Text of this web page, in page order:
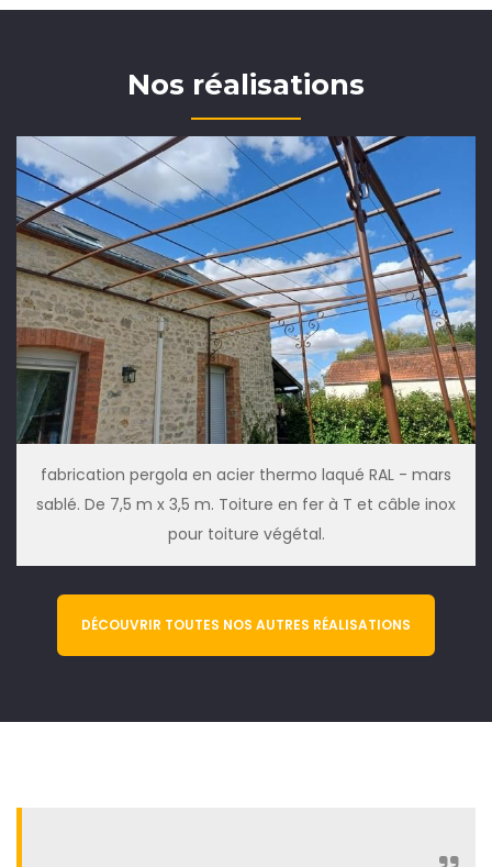
Nos réalisations
fabrication pergola en acier thermo laqué RAL - mars
sablé. De 7,5 m x 3,5 m. Toiture en fer à T et câble inox
pour toiture végétal.
DÉCOUVRIR TOUTES NOS AUTRES RÉALISATIONS